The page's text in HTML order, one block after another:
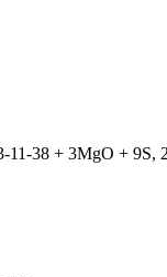
38 + 3MgO + 9S,